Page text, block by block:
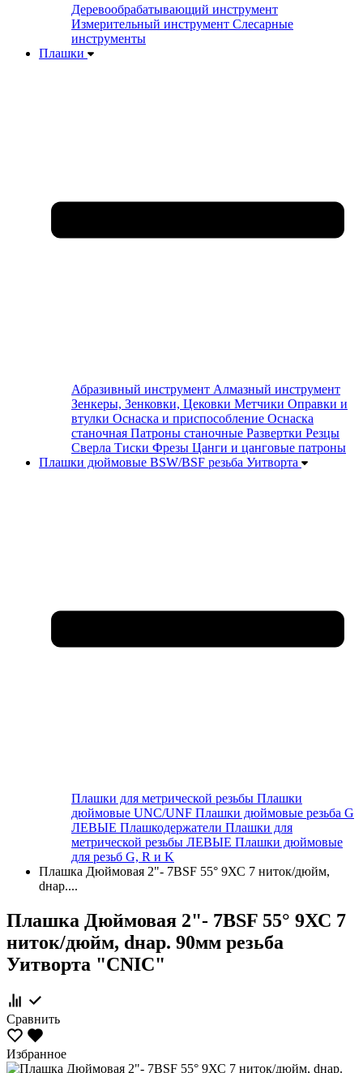
Деревообрабатывающий инструмент
Измерительный инструмент Слесарные
инструменты
Плашки
Абразивный инструмент Алмазный инструмент
Зенкеры, Зенковки, Цековки Метчики Оправки и
втулки Оснаска и приспособление Оснаска
станочная Патроны станочные Развертки Резцы
Сверла Тиски Фрезы Цанги и цанговые патроны
Плашки дюймовые BSW/BSF резьба Уитворта
Плашки для метрической резьбы Плашки
дюймовые UNC/UNF Плашки дюймовые резьба G
ЛЕВЫЕ Плашкодержатели Плашки для
метрической резьбы ЛЕВЫЕ Плашки дюймовые
для резьб G, R и K
Плашка Дюймовая 2"- 7BSF 55° 9ХС 7 ниток/дюйм,
dнар....
Плашка Дюймовая 2"- 7BSF 55° 9ХС 7
ниток/дюйм, dнар. 90мм резьба
Уитворта "CNIC"
Сравнить
Избранное